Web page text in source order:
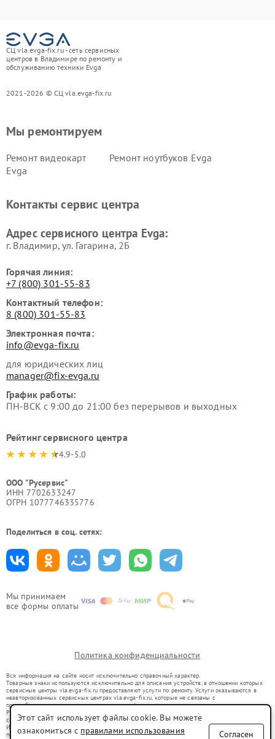
СЦ vla.evga-fix.ru - сеть сервисных
центров в Владимире по ремонту и
обслуживанию техники Evga
2021-2026 © СЦ vla.evga-fix.ru
Мы принимаем
все формы оплаты
Мы ремонтируем
Ремонт видеокарт
Evga
Ремонт ноутбуков Evga
Контакты сервис центра
Адрес сервисного центра Evga:
г. Владимир, ул. Гагарина, 2Б
Горячая линия:
+7 (800) 301-55-83
Контактный телефон:
8 (800) 301-55-83
Электронная почта:
info@evga-fix.ru
для юридических лиц
manager@fix-evga.ru
График работы:
ПН-ВСК с 9:00 до 21:00 без перерывов и выходных
Рейтинг сервисного центра
4.9-5.0
ООО "Русервис"
ИНН 7702633247
ОГРН 1077746335776
Поделиться в соц. сетях:
Политика конфиденциальности
Вся информация на сайте носит исключительно справочный характер.
Товарные знаки используются исключительно для описания устройств, в отношении которых
сервисные центры vla.evga-fix.ru предоставляют услуги по ремонту. Услуги оказываются в
неавторизованных сервисных центрах vla.evga-fix.ru, которые не связаны с
правообладателями товарных знаков или их официальными представителями.
Ремонт осуществляется для устройств, уже введенных в гражданский оборот в соответствии
со статьей 1487 ГК РФ.
Использование товарных знаков не преследует цели индивидуализации услуг или введения
потребителей в заблуждение, а служит для информирования о предоставляемых услугах по
Этот сайт использует файлы cookie. Вы можете
ознакомиться с правилами использования
Согласен